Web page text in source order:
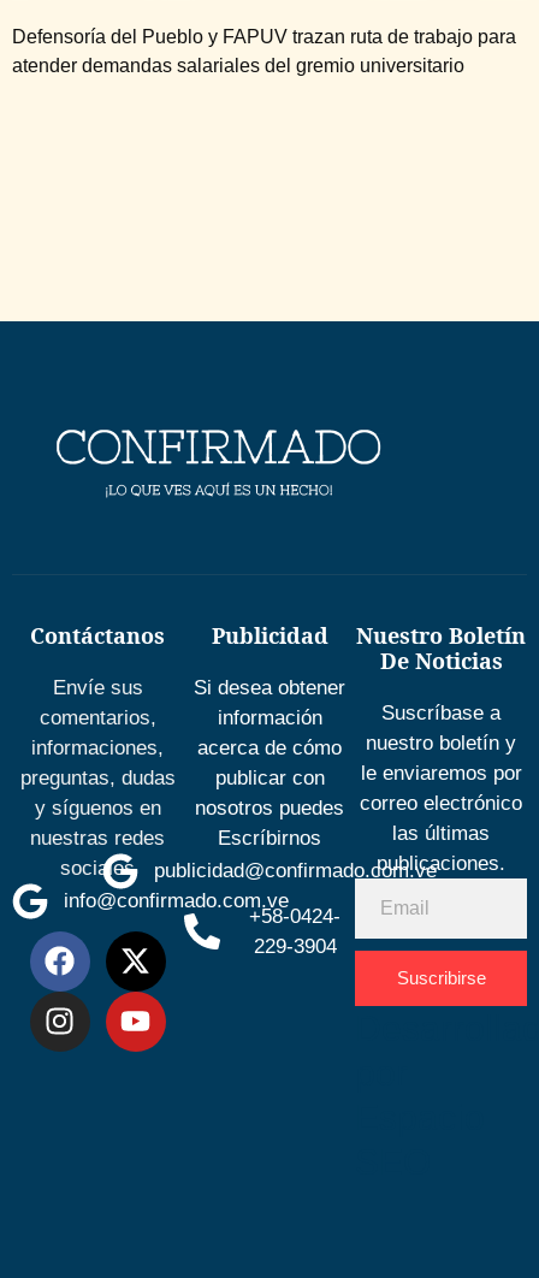
Defensoría del Pueblo y FAPUV trazan ruta de trabajo para
atender demandas salariales del gremio universitario
Contáctanos
Envíe sus
comentarios,
informaciones,
preguntas, dudas
y síguenos en
nuestras redes
sociales
info@confirmado.com.ve
Publicidad
Si desea obtener
información
acerca de cómo
publicar con
nosotros puedes
Escríbirnos
publicidad@confirmado.com.ve
+58-0424-
229-3904
Nuestro Boletín
De Noticias
Suscríbase a
nuestro boletín y
le enviaremos por
correo electrónico
las últimas
publicaciones.
Suscribirse